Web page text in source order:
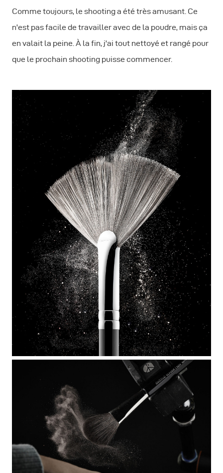
Comme toujours, le shooting a été très amusant. Ce
n'est pas facile de travailler avec de la poudre, mais ça
en valait la peine. À la fin, j'ai tout nettoyé et rangé pour
que le prochain shooting puisse commencer.